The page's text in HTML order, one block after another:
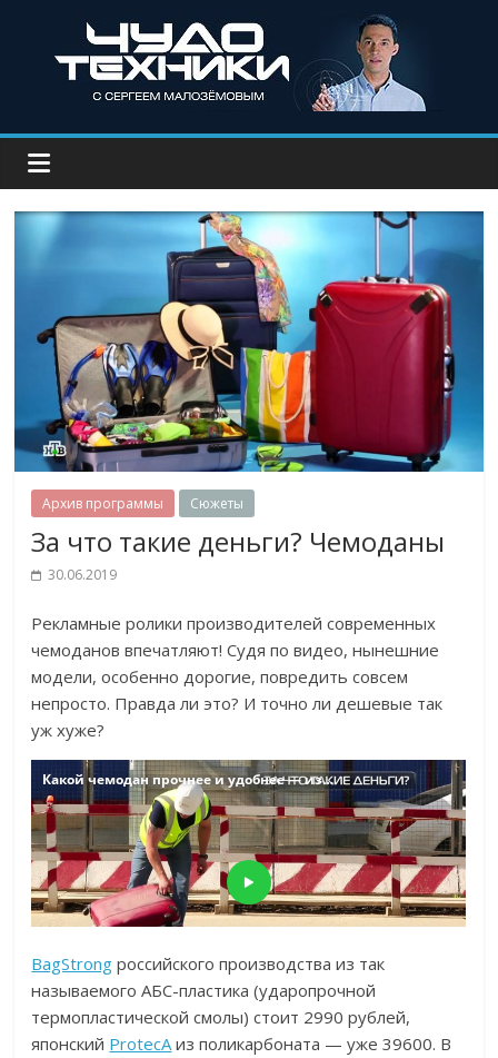
Архив программы Сюжеты
За что такие деньги? Чемоданы
30.06.2019
Рекламные ролики производителей современных
чемоданов впечатляют! Судя по видео, нынешние
модели, особенно дорогие, повредить совсем
непросто. Правда ли это? И точно ли дешевые так
уж хуже?
BagStrong российского производства из так
называемого АБС-пластика (ударопрочной
термопластической смолы) стоит 2990 рублей,
японский ProtecAиз поликарбоната — уже 39600. В